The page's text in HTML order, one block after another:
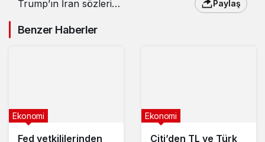
Trump’ın İran sözleri
Paylaş
Benzer Haberler
Fed yetkililerinden
Ekonomi
Citi’den TL ve Türk
Ekonomi